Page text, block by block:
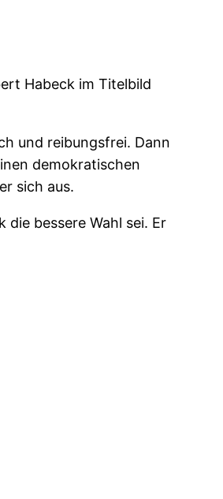
Habeck im Titelbild
und reibungsfrei. Dann
demokratischen
sich aus.
bessere Wahl sei. Er